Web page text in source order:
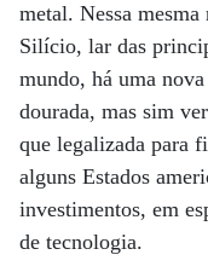
metal. Nessa
Silício, lar das
mundo, há uma
dourada, mas sim
que legalizada para
alguns Estados
investimentos, em
de tecnologia.